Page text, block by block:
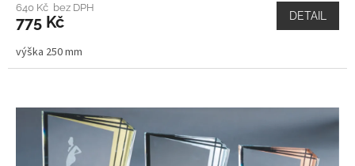
640 Kč bez DPH
775 Kč DETAIL
výška 250 mm